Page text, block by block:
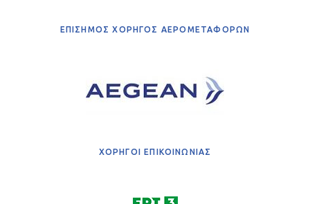
ΕΠΙΣΗΜΟΣ ΧΟΡΗΓΟΣ ΑΕΡΟΜΕΤΑΦΟΡΩΝ
ΧΟΡΗΓΟΙ ΕΠΙΚΟΙΝΩΝΙΑΣ